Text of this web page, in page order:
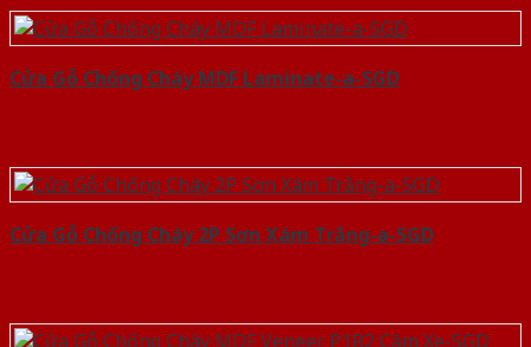
Cửa Gỗ Chống Cháy MDF Laminate-a-SGD
Cửa Gỗ Chống Cháy 2P Sơn Xám Trắng-a-SGD